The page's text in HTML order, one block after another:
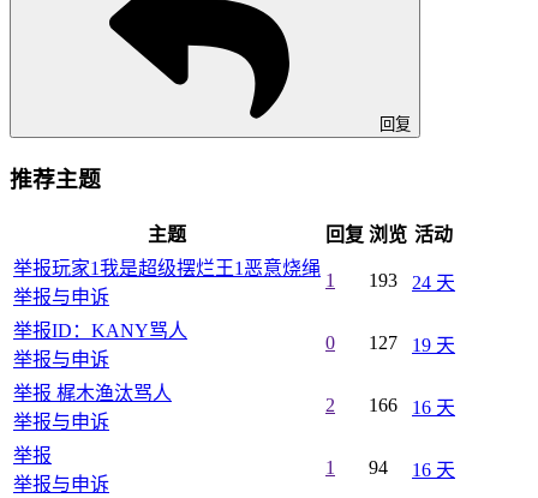
回复
推荐主题
主题 回复 浏览 活动
举报玩家1我是超级摆烂王1恶意烧绳
举报与申诉
1 193 24 天
举报ID：KANY骂人
举报与申诉
0 127 19 天
举报 梶木渔汰骂人
举报与申诉
2 166 16 天
举报
举报与申诉
1 94 16 天